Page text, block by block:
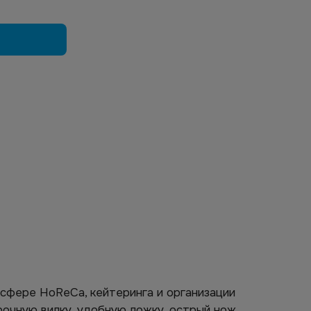
HoReCa, кейтеринга и организации